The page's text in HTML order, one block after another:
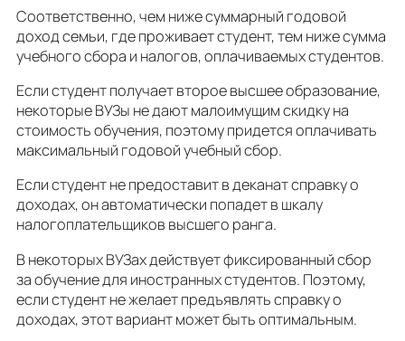
Соответственно, чем ниже суммарный годовой
доход семьи, где проживает студент, тем ниже сумма
учебного сбора и налогов, оплачиваемых студентов.
Если студент получает второе высшее образование,
некоторые ВУЗы не дают малоимущим скидку на
стоимость обучения, поэтому придется оплачивать
максимальный годовой учебный сбор.
Если студент не предоставит в деканат справку о
доходах, он автоматически попадет в шкалу
налогоплательщиков высшего ранга.
В некоторых ВУЗах действует фиксированный сбор
за обучение для иностранных студентов. Поэтому,
если студент не желает предъявлять справку о
доходах, этот вариант может быть оптимальным.